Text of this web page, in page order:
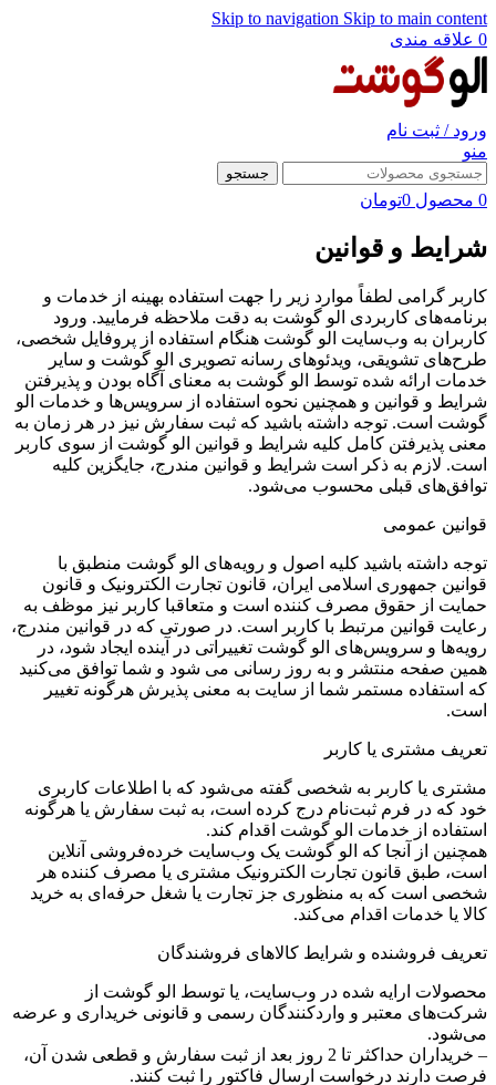
Skip to navigation Skip to main content
0 علاقه مندی
ورود / ثبت نام
منو
جستجو
0 محصول 0تومان
شرایط و قوانین
کاربر گرامی لطفاً موارد زیر را جهت استفاده بهینه از خدمات و
برنامه‌‏های کاربردی الو گوشت به دقت ملاحظه فرمایید. ورود
کاربران به وب‏‌سایت الو گوشت هنگام استفاده از پروفایل شخصی،
طرح‏‌های تشویقی، ویدئوهای رسانه تصویری الو گوشت و سایر
خدمات ارائه شده توسط الو گوشت به معنای آگاه بودن و پذیرفتن
شرایط و قوانین و همچنین نحوه استفاده از سرویس‌‏ها و خدمات الو
گوشت است. توجه داشته باشید که ثبت سفارش نیز در هر زمان به
معنی پذیرفتن کامل کلیه شرایط و قوانین الو گوشت از سوی کاربر
است. لازم به ذکر است شرایط و قوانین مندرج، جایگزین کلیه
توافق‏‌های قبلی محسوب می‏‌شود.
قوانین عمومی
توجه داشته باشید کلیه اصول و رویه‏‌های الو گوشت منطبق با
قوانین جمهوری اسلامی ایران، قانون تجارت الکترونیک و قانون
حمایت از حقوق مصرف کننده است و متعاقبا کاربر نیز موظف به
رعایت قوانین مرتبط با کاربر است. در صورتی که در قوانین مندرج،
رویه‏‌ها و سرویس‏‌های الو گوشت تغییراتی در آینده ایجاد شود، در
همین صفحه منتشر و به روز رسانی می شود و شما توافق می‏‌کنید
که استفاده مستمر شما از سایت به معنی پذیرش هرگونه تغییر
است.
تعریف مشتری یا کاربر
مشتری یا کاربر به شخصی گفته می‌شود که با اطلاعات کاربری
خود که در فرم ثبت‌نام درج کرده است، به ثبت سفارش یا هرگونه
استفاده از خدمات الو گوشت اقدام کند.
همچنین از آنجا که الو گوشت یک وب‌سایت خرده‌فروشی آنلاین
است، طبق قانون تجارت الکترونیک مشتری یا مصرف کننده هر
شخصی است که به منظوری جز تجارت یا شغل حرفه‌ای به خرید
کالا یا خدمات اقدام می‌کند.
تعریف فروشنده و شرایط کالاهای فروشندگان
محصولات ارایه شده در وب‌سایت، یا توسط الو گوشت از
شرکت‌های معتبر و واردکنندگان رسمی و قانونی خریداری و عرضه
می‌شود.
– خریداران حداکثر تا 2 روز بعد از ثبت سفارش و قطعی شدن آن،
فرصت دارند درخواست ارسال فاکتور را ثبت کنند.